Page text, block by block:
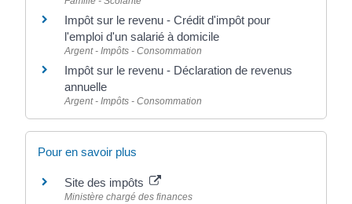
Impôt sur le revenu - Crédit d'impôt pour
l'emploi d'un salarié à domicile
Argent - Impôts - Consommation
Impôt sur le revenu - Déclaration de revenus
annuelle
Argent - Impôts - Consommation
Pour en savoir plus
Site des impôts
Ministère chargé des finances